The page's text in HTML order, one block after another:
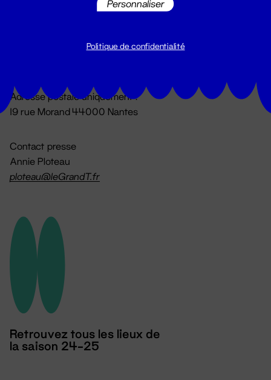
Du lundi au vendredi 14h → 18h
Adresse postale uniquement :
19 rue Morand 44000 Nantes
Contact presse
Annie Ploteau
ploteau@leGrandT.fr
Retrouvez tous les lieux de
la saison 24-25
Personnaliser
Politique de confidentialité